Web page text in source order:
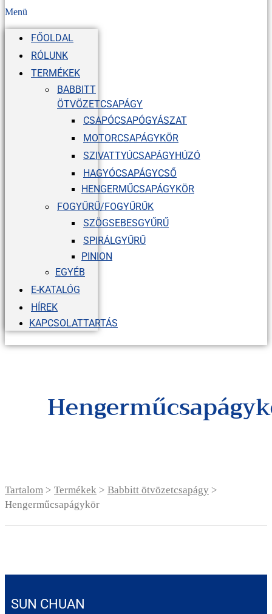
Menü
FŐOLDAL
RÓLUNK
TERMÉKEK
BABBITT
ÖTVÖZETCSAPÁGY
CSAPÓCSAPÓGYÁSZAT
MOTORCSAPÁGYKÖR
SZIVATTYÚCSAPÁGYHÚZÓ
HAGYÓCSAPÁGYCSŐ
HENGERMŰCSAPÁGYKÖR
FOGYŰRŰ/FOGYŰRŰK
SZÖGSEBESGYŰRŰ
SPIRÁLGYŰRŰ
PINION
EGYÉB
E-KATALÓG
HÍREK
KAPCSOLATTARTÁS
Tartalom > Termékek > Babbitt ötvözetcsapágy >
Hengerműcsapágykör
SUN CHUAN